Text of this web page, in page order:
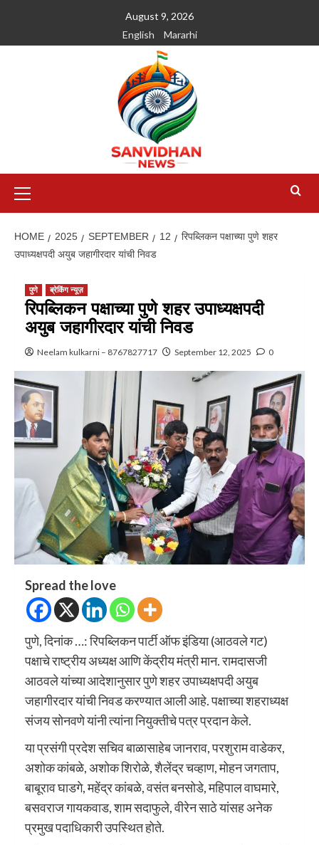
August 9, 2026
English
Mararhi
HOME 2025 SEPTEMBER 12
रिपब्लिकन पक्षाच्या पुणे शहर
उपाध्यक्षपदी अयुब जहागीरदार यांची निवड
पुणे ब्रेकिंग न्यूज़
रिपब्लिकन पक्षाच्या पुणे शहर उपाध्यक्षपदी
अयुब जहागीरदार यांची निवड
Neelam kulkarni – 8767827717 September 12, 2025 0
Spread the love
पुणे, दिनांक …: रिपब्लिकन पार्टी ऑफ इंडिया (आठवले गट)
पक्षाचे राष्ट्रीय अध्यक्ष आणि केंद्रीय मंत्री मान. रामदासजी
आठवले यांच्या आदेशानुसार पुणे शहर उपाध्यक्षपदी अयुब
जहागीरदार यांची निवड करण्यात आली आहे. पक्षाच्या शहराध्यक्ष
संजय सोनवणे यांनी त्यांना नियुक्तीचे पत्र प्रदान केले.
या प्रसंगी प्रदेश सचिव बाळासाहेब जानराव, परशुराम वाडेकर,
अशोक कांबळे, अशोक शिरोळे, शैलेंद्र चव्हाण, मोहन जगताप,
बाबूराव घाडगे, महेंद्र कांबळे, वसंत बनसोडे, महिपाल वाघमारे,
बसवराज गायकवाड, शाम सदाफुले, वीरेन साठे यांसह अनेक
प्रमुख पदाधिकारी उपस्थित होते.